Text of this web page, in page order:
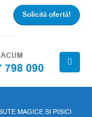
Solicită ofertă!
798 090
MAGICE SI PISICI